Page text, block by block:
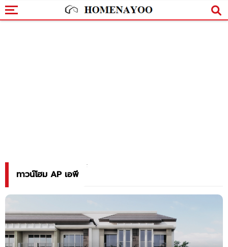
ทาวน์โฮม AP เอพี